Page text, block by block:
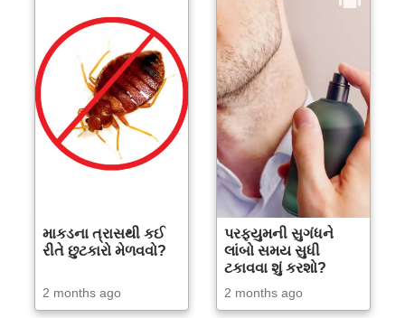
માકડના ત્રાસથી કઈ
રીતે છુટકારો મેળવવો?
2 months ago
પરફ્યુમની સુગંધને
લાંબો સમય સુધી
ટકાવવા શું કરશો?
2 months ago